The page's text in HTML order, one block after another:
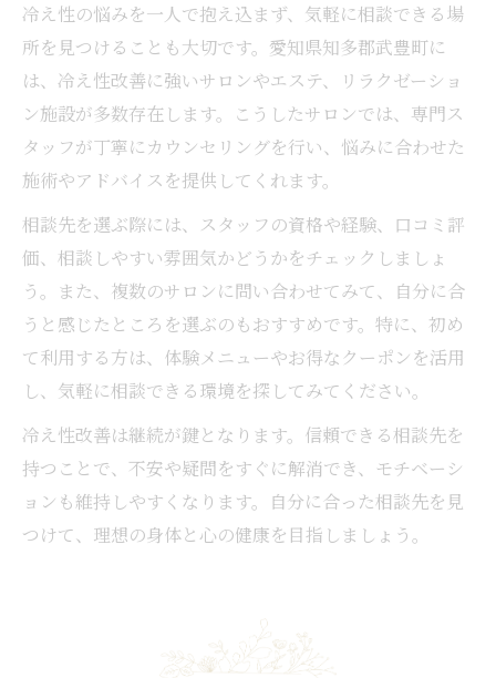
冷え性の悩みを一人で抱え込まず、気軽に相談できる場
所を見つけることも大切です。愛知県知多郡武豊町に
は、冷え性改善に強いサロンやエステ、リラクゼーショ
ン施設が多数存在します。こうしたサロンでは、専門ス
タッフが丁寧にカウンセリングを行い、悩みに合わせた
施術やアドバイスを提供してくれます。
相談先を選ぶ際には、スタッフの資格や経験、口コミ評
価、相談しやすい雰囲気かどうかをチェックしましょ
う。また、複数のサロンに問い合わせてみて、自分に合
うと感じたところを選ぶのもおすすめです。特に、初め
て利用する方は、体験メニューやお得なクーポンを活用
し、気軽に相談できる環境を探してみてください。
冷え性改善は継続が鍵となります。信頼できる相談先を
持つことで、不安や疑問をすぐに解消でき、モチベーシ
ョンも維持しやすくなります。自分に合った相談先を見
つけて、理想の身体と心の健康を目指しましょう。